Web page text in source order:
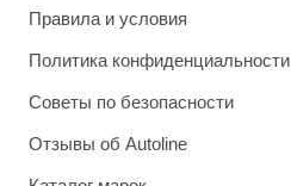
Правила и условия
Политика конфиденциальности
Советы по безопасности
Отзывы об Autoline